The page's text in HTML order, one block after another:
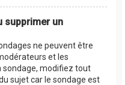
supprimer un
ne peuvent être
et les
sondage, modifiez tout
sujet car le sondage est